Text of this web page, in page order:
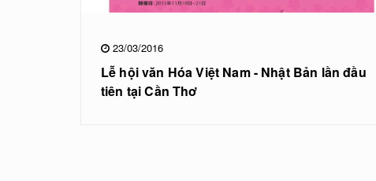
23/03/2016
Lễ hội văn Hóa Việt Nam - Nhật Bản lần đầu
tiên tại Cần Thơ